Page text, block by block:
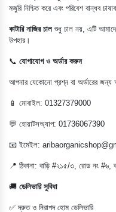
মজুরি নিশ্চিত করে এবং পরিবেশ বান্ধব
কাটারি নাজির চালশুধু চাল নয়, এটি
উপহার।
📞 যোগাযোগ ও অর্ডার করুন
আপনার যেকোনো প্রশ্ন বা অর্ডারের
📱 মোবাইল: 01327379000
💬 হোয়াটসঅ্যাপ: 01736067390
📧 ইমেইল:
📍 ঠিকানা: বাড়ি #২১৫/৩, রোড নং #৬,
🚚 ডেলিভারি সুবিধা
✅ দ্রুত ও নিরাপদ হোম ডেলিভারি